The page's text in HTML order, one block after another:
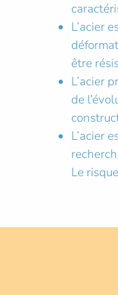
L’acier
être
L’acier
de
L’acier
Le